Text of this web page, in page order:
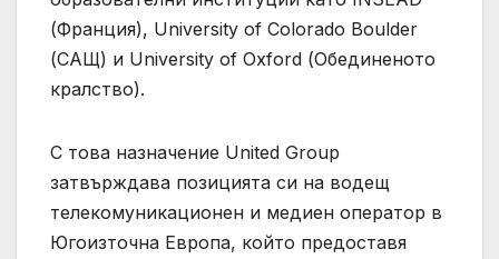
(Франция), University of Colorado Boulder
(САЩ) и University of Oxford (Обединеното
кралство).
С това назначение United Group
затвърждава позицията си на водещ
телекомуникационен и медиен оператор в
Югоизточна Европа, който предоставя